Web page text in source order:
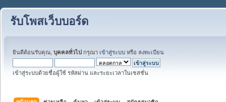
รับโพสเว็บบอร์ด
ยินดีต้อนรับคุณ, บุคคลทั่วไป กรุณา เข้าสู่ระบบ หรือ ลงทะเบียน
เข้าสู่ระบบด้วยชื่อผู้ใช้ รหัสผ่าน และระยะเวลาในเซสชั่น